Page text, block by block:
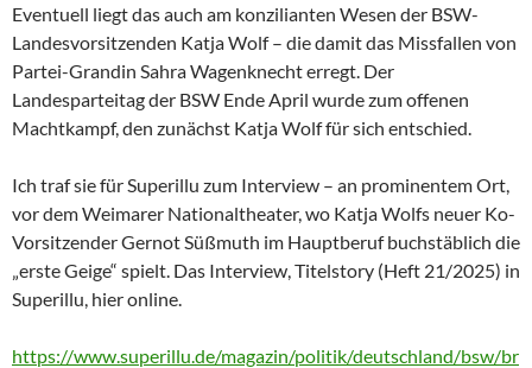
Eventuell liegt das auch am konzilianten Wesen der BSW-
Landesvorsitzenden Katja Wolf – die damit das Missfallen von
Partei-Grandin Sahra Wagenknecht erregt. Der
Landesparteitag der BSW Ende April wurde zum offenen
Machtkampf, den zunächst Katja Wolf für sich entschied.
Ich traf sie für Superillu zum Interview – an prominentem Ort,
vor dem Weimarer Nationaltheater, wo Katja Wolfs neuer Ko-
Vorsitzender Gernot Süßmuth im Hauptberuf buchstäblich die
„erste Geige“ spielt. Das Interview, Titelstory (Heft 21/2025) in
Superillu, hier online.
https://www.superillu.de/magazin/politik/deutschland/bsw/br